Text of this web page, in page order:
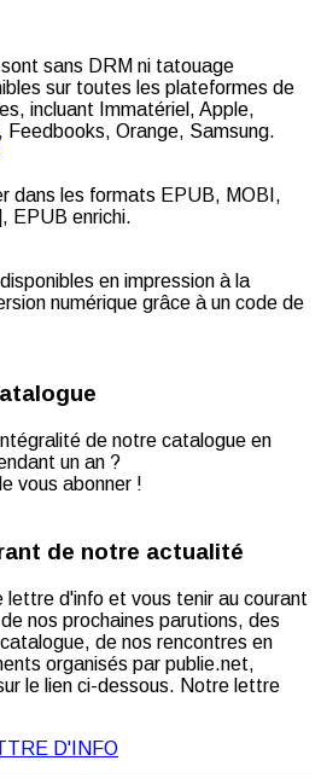
sans DRM ni tatouage
sur toutes les plateformes de
incluant Immatériel, Apple,
Orange, Samsung.
dans les formats EPUB, MOBI,
EPUB enrichi.
en impression à la
numérique grâce à un code de
de notre catalogue en
un an ?
vous abonner !
de notre actualité
lettre d'info et vous tenir au courant
nos prochaines parutions, des
de nos rencontres en
organisés par publie.net,
le lien ci-dessous. Notre lettre
D'INFO